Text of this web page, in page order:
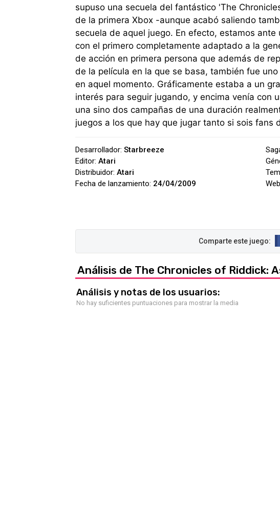
supuso una secuela del fantástico 'The
de la primera Xbox -aunque acabó saliendo
secuela de aquel juego. En efecto, estamos
con el primero completamente adaptado a la
de acción en primera persona que además de
de la película en la que se basa, también fue
en aquel momento. Gráficamente estaba a un
interés para seguir jugando, y encima venía con
una sino dos campañas de una duración
juegos a los que hay que jugar tanto si sois fans
Desarrollador: Starbreeze
Editor: Atari
Distribuidor: Atari
Fecha de lanzamiento: 24/04/2009
Análisis de The Chronicles of Riddick:
Análisis y notas de los usuarios:
No hay suficientes puntuaciones para mostrar la media